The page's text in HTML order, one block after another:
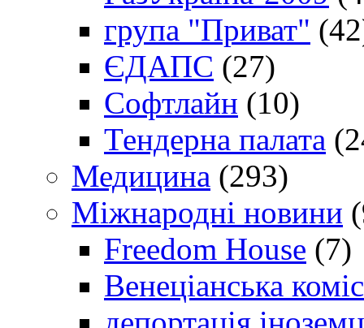
група "Приват"
ЄДАПС (27)
Софтлайн (10)
Тендерна палата
Медицина (293)
Міжнародні новини
Freedom House (7)
Венеціанська